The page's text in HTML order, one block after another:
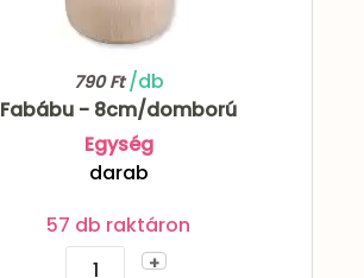
790 Ft/db
Fabábu - 8cm/domború
Egység
darab
57 db raktáron
+